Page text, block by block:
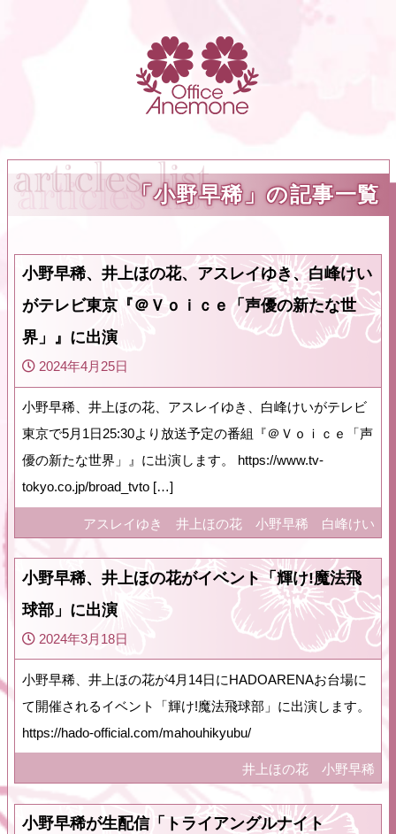
「小野早稀」の記事一覧
小野早稀、井上ほの花、アスレイゆき、白峰けい
がテレビ東京『＠Ｖｏｉｃｅ「声優の新たな世
界」』に出演
2024年4月25日
小野早稀、井上ほの花、アスレイゆき、白峰けいがテレビ
東京で5月1日25:30より放送予定の番組『＠Ｖｏｉｃｅ「声
優の新たな世界」』に出演します。 https://www.tv-
tokyo.co.jp/broad_tvto […]
アスレイゆき 井上ほの花 小野早稀 白峰けい
小野早稀、井上ほの花がイベント「輝け!魔法飛
球部」に出演
2024年3月18日
小野早稀、井上ほの花が4月14日にHADOARENAお台場に
て開催されるイベント「輝け!魔法飛球部」に出演します。
https://hado-official.com/mahouhikyubu/
井上ほの花 小野早稀
小野早稀が生配信「トライアングルナイト